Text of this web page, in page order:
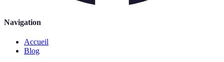
Navigation
Accueil
Blog